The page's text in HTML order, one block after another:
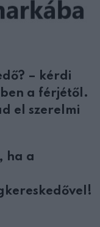
– kérdi
a férjétől.
el szerelmi
ha a